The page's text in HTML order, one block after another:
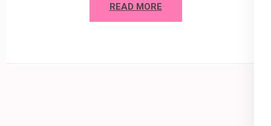
READ MORE